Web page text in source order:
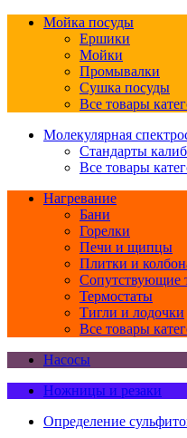
Мойка посуды
Ершики
Мойки
Промывалки
Сушка посуды
Все товары
Молекулярная
Стандарты
Все товары
Нагревание
Бани
Горелки
Печи и щипцы
Плитки и
Сопутствующие
Термостаты
Тигли и лодочки
Все товары
Насосы
Ножницы и резаки
Определение